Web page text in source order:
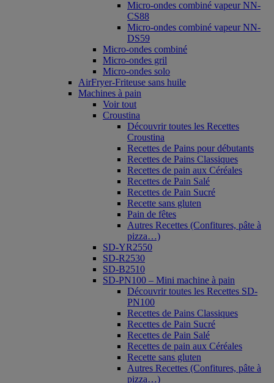
Micro-ondes combiné vapeur NN-
CS88
Micro-ondes combiné vapeur NN-
DS59
Micro-ondes combiné
Micro-ondes gril
Micro-ondes solo
AirFryer-Friteuse sans huile
Machines à pain
Voir tout
Croustina
Découvrir toutes les Recettes
Croustina
Recettes de Pains pour débutants
Recettes de Pains Classiques
Recettes de pain aux Céréales
Recettes de Pain Salé
Recettes de Pain Sucré
Recette sans gluten
Pain de fêtes
Autres Recettes (Confitures, pâte à
pizza…)
SD-YR2550
SD-R2530
SD-B2510
SD-PN100 – Mini machine à pain
Découvrir toutes les Recettes SD-
PN100
Recettes de Pains Classiques
Recettes de Pain Sucré
Recettes de Pain Salé
Recettes de pain aux Céréales
Recette sans gluten
Autres Recettes (Confitures, pâte à
pizza…)